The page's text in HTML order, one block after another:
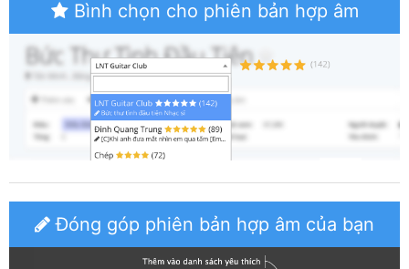
Bình chọn cho phiên bản hợp âm
Đóng góp phiên bản hợp âm của bạn